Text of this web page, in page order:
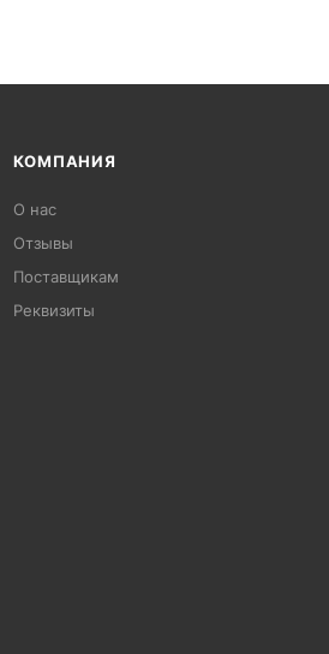
КОМПАНИЯ
О нас
Отзывы
Поставщикам
Реквизиты